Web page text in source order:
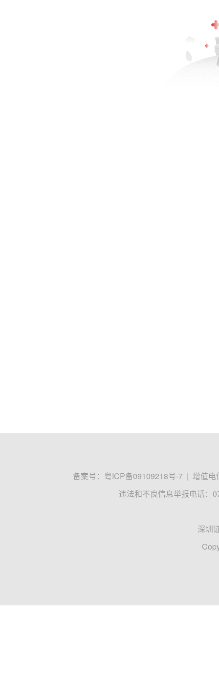
备案号： 粤ICP备09109218号-7 | 增值电
违法和不良信息举报电话：
深圳